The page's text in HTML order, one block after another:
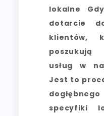
lokalne
dotarcie
klientów,
usług w
Jest to
specyfiki